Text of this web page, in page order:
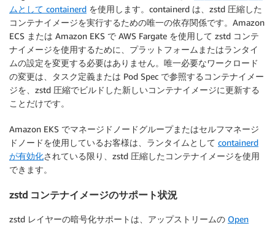
ムとして containerd を使用します。containerd は、zstd 圧縮した
コンテナイメージを実行するための唯一の依存関係です。Amazon
ECS または Amazon EKS で AWS Fargate を使用して zstd コンテ
ナイメージを使用するために、プラットフォームまたはランタイ
ムの設定を変更する必要はありません。唯一必要なワークロード
の変更は、タスク定義または Pod Spec で参照するコンテナイメー
ジを、zstd 圧縮でビルドした新しいコンテナイメージに更新する
ことだけです。
Amazon EKS でマネージドノードグループまたはセルフマネージ
ドノードを使用しているお客様は、ランタイムとして containerd
が有効化されている限り、zstd 圧縮したコンテナイメージを使用
できます。
zstd コンテナイメージのサポート状況
zstd レイヤーの暗号化サポートは、アップストリームの Open